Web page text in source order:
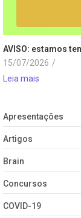
AVISO: estamos
15/07/2026 /
Leia mais
Apresentações
Artigos
Brain
Concursos
COVID-19